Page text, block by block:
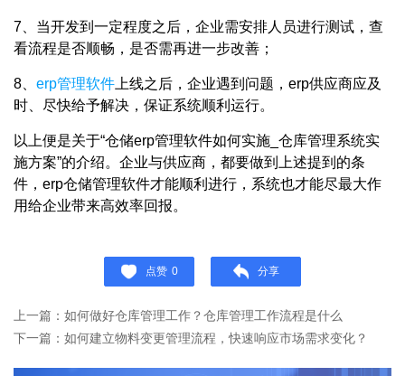
7、当开发到一定程度之后，企业需安排人员进行测试，查
看流程是否顺畅，是否需再进一步改善；
8、 erp管理软件 上线之后，企业遇到问题，erp供应商应及
时、尽快给予解决，保证系统顺利运行。
以上便是关于“仓储erp管理软件如何实施_仓库管理系统实
施方案”的介绍。企业与供应商，都要做到上述提到的条
件，erp仓储管理软件才能顺利进行，系统也才能尽最大作
用给企业带来高效率回报。
点赞 0 分享
上一篇：如何做好仓库管理工作？仓库管理工作流程是什么
下一篇：如何建立物料变更管理流程，快速响应市场需求变化？